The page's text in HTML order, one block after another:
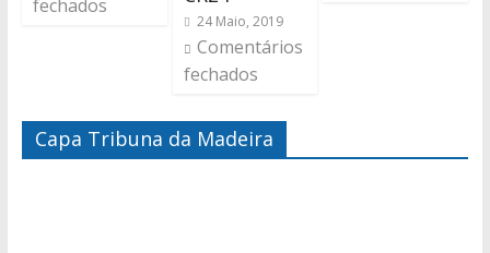
fechados
24 Maio, 2019
Comentários
fechados
Capa Tribuna da Madeira